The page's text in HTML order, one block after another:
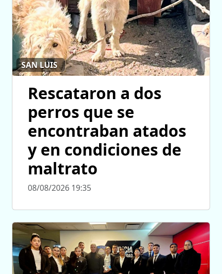
SAN LUIS
Rescataron a dos
perros que se
encontraban atados
y en condiciones de
maltrato
08/08/2026 19:35